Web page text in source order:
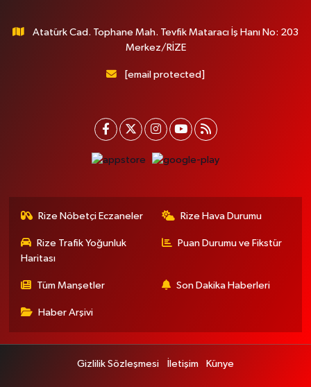
Atatürk Cad. Tophane Mah. Tevfik Mataracı İş Hanı No: 203
Merkez/RİZE
[email protected]
Rize Nöbetçi Eczaneler Rize Hava Durumu
Rize Trafik Yoğunluk
Haritası
Puan Durumu ve Fikstür
Tüm Manşetler Son Dakika Haberleri
Haber Arşivi
Gizlilik Sözleşmesi İletişim Künye